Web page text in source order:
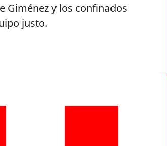
Giménez y los confinados
justo.